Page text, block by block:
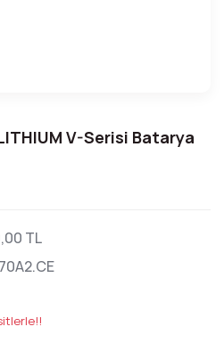
V-Serisi Batarya
TL